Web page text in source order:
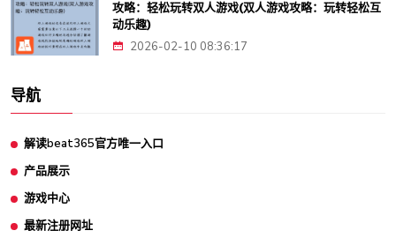
攻略：轻松玩转双人游戏(双人游戏攻略：玩转轻松互
动乐趣)
2026-02-10 08:36:17
导航
解读beat365官方唯一入口
产品展示
游戏中心
最新注册网址